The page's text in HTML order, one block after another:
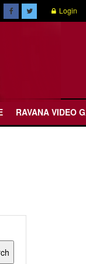
Login
RAVANA VIDEO